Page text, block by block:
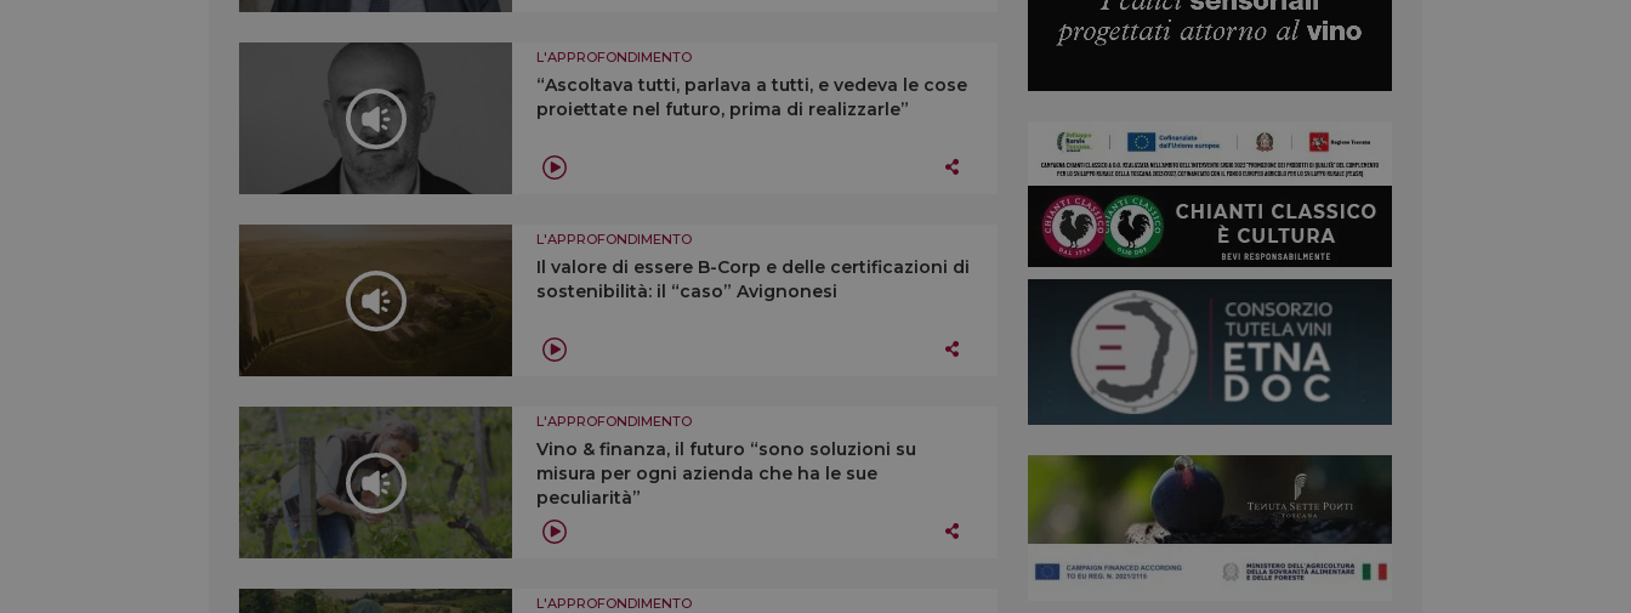
L'APPROFONDIMENTO
“Ascoltava tutti, parlava a tutti, e vedeva le cose
proiettate nel futuro, prima di realizzarle”
L'APPROFONDIMENTO
Il valore di essere B-Corp e delle certificazioni di
sostenibilità: il “caso” Avignonesi
L'APPROFONDIMENTO
Vino & finanza, il futuro “sono soluzioni su
misura per ogni azienda che ha le sue
peculiarità”
L'APPROFONDIMENTO